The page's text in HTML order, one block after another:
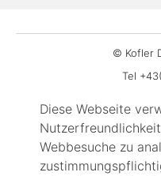
Diese Webseite
Webbesuche zu
© Kofler
Tel